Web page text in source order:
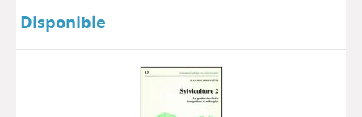
Disponible